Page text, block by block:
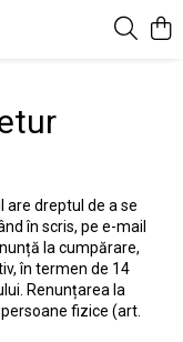
are dreptul de a se
în scris, pe e-mail
la cumpărare,
în termen de 14
Renunțarea la
fizice (art.